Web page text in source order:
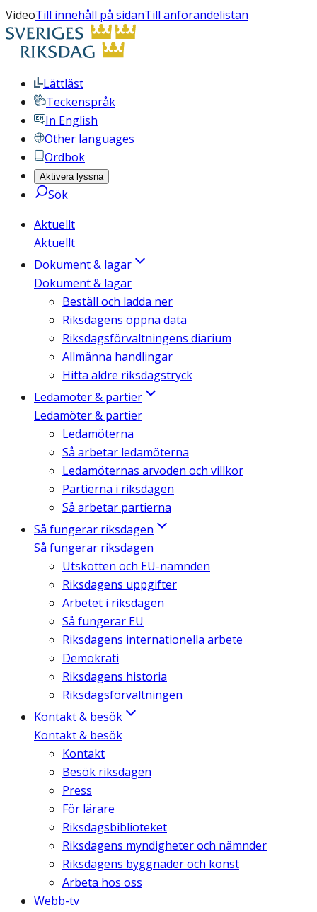
VideoTill innehåll på sidanTill anförandelistan
Lättläst
Teckenspråk
In English
Other languages
Ordbok
Aktivera lyssna
Sök
Aktuellt
Aktuellt
Dokument & lagar
Dokument & lagar
Beställ och ladda ner
Riksdagens öppna data
Riksdagsförvaltningens diarium
Allmänna handlingar
Hitta äldre riksdagstryck
Ledamöter & partier
Ledamöter & partier
Ledamöterna
Så arbetar ledamöterna
Ledamöternas arvoden och villkor
Partierna i riksdagen
Så arbetar partierna
Så fungerar riksdagen
Så fungerar riksdagen
Utskotten och EU-nämnden
Riksdagens uppgifter
Arbetet i riksdagen
Så fungerar EU
Riksdagens internationella arbete
Demokrati
Riksdagens historia
Riksdagsförvaltningen
Kontakt & besök
Kontakt & besök
Kontakt
Besök riksdagen
Press
För lärare
Riksdagsbiblioteket
Riksdagens myndigheter och nämnder
Riksdagens byggnader och konst
Arbeta hos oss
Webb-tv